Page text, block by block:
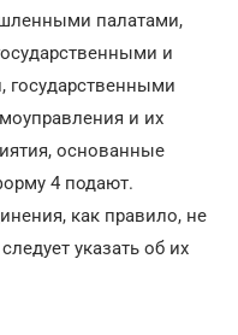
палатами,
и
и их
основанные
4 подают.
как правило, не
указать об их